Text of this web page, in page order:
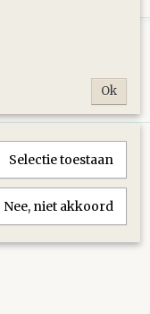
Ok
Selectie toestaan
Nee, niet akkoord